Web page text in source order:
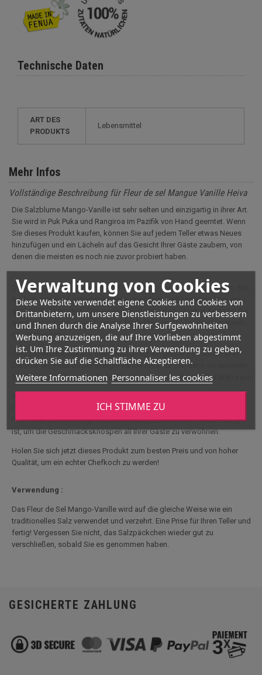
Verwaltung von Cookies
Diese Website verwendet eigene Cookies und Cookies von
Drittanbietern, um unsere Dienstleistungen zu verbessern
und Ihnen durch die Analyse Ihrer Surfgewohnheiten
Werbung anzuzeigen, die auf Ihre Vorlieben abgestimmt
ist. Um Ihre Zustimmung zu ihrer Verwendung zu geben,
drücken Sie auf die Schaltfläche Akzeptieren.
Weitere Informationen Personnaliser les cookies
ICH STIMME ZU
Technische Daten
ART DES
PRODUKTS
Lebensmittel
Mehr Infos
Vollständige Beschreibung für Fleur de sel Mangue Vanille Heiva
Die Salzblume Mango-Vanille ist sehr selten und einzigartig in ihrer Art.
Sie wird in Puk Puka und Rangiroa im Pazifik von Hand geerntet. Wenn
Sie dieses Produkt kaufen, können Sie auf jedem Teller etwas Neues
hinzufügen und ein Lächeln auf das Gesicht Ihrer Gäste zaubern, von
denen die meisten es noch nie zuvor probiert haben.
Das auf natürliche Weise aromatisierte Fleur de Sel Mango-Vanille, das
Sie hier zum Kauf anbieten können, wird Ihren Lieblingsgerichten ein
großes Plus verleihen. Dieses Plus wird sehr stark spürbar sein und Sie
werden das Kochen dank dieses Produkts von den Pazifischen Inseln
neu entdecken.
Sind Sie ein Hobbykoch oder einfach nur ein großer Fan dieser Welt?
Dann ist die Fleur de Sel Mango-Vanille ideal für Sie, denn sie erweitert
Ihre Küche und die Vielzahl der Gerichte, die man damit zubereiten kann.
Freunde bei einem Abendessen verblüffen möchten, können Sie eine
Prise Fleur de Sel Mango-Vanille hinzufügen, die nun Ihr neuer Trumpf
ist, um die Geschmacksknospen all Ihrer Gäste zu verwöhnen.
Holen Sie sich jetzt dieses Produkt zum besten Preis und von hoher
Qualität, um ein echter Chefkoch zu werden!
Verwendung :
Das Fleur de Sel Mango-Vanille wird auf die gleiche Weise wie ein
traditionelles Salz verwendet und verzehrt. Eine Prise für Ihren Teller und
fertig! Vergessen Sie nicht, das Salzpäckchen wieder gut zu
verschließen, sobald Sie es genommen haben.
GESICHERTE ZAHLUNG